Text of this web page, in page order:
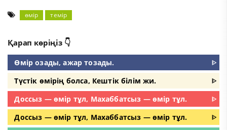
өмір темір
Қарап көріңіз 👇
Өмір озады, ажар тозады.
ᐈ
Түстік өмірің болса, Кештік білім жи.
ᐈ
Доссыз — өмір тұл, Махаббатсыз — өмір тұл.
ᐈ
Доссыз — өмір тұл, Махаббатсыз — өмір тұл.
ᐈ